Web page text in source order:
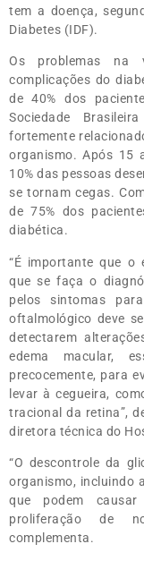
tem a doença,
Diabetes (IDF).
Os problemas na
complicações do
de 40% dos
Sociedade
fortemente
organismo. Após 15
10% das pessoas
se tornam cegas.
de 75% dos
diabética.
“É importante que o
que se faça o
pelos sintomas
oftalmológico deve
detectarem
edema macular,
precocemente, para
levar à cegueira,
tracional da retina”,
diretora técnica do
“O descontrole da
organismo, incluindo
que podem causar
proliferação de
complementa.